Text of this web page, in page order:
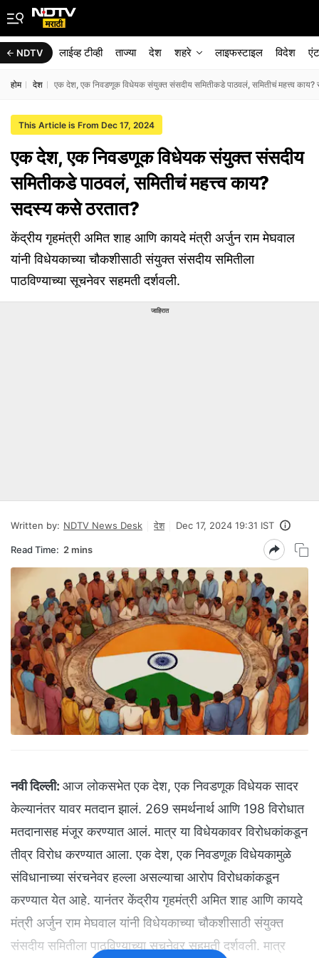
NDTV लाईव्ह टीव्ही ताज्या देश शहरे लाइफस्टाइल विदेश
होम देश एक देश, एक निवडणूक विधेयक संयुक्त संसदीय समितीकडे पाठवलं, समितीचं महत्त्व
This Article is From Dec 17, 2024
एक देश, एक निवडणूक विधेयक संयुक्त संसदीय
समितीकडे पाठवलं, समितीचं महत्त्व काय?
सदस्य कसे ठरतात?
केंद्रीय गृहमंत्री अमित शाह आणि कायदे मंत्री अर्जुन राम मेघवाल
यांनी विधेयकाच्या चौकशीसाठी संयुक्त संसदीय समितीला
पाठविण्याच्या सूचनेवर सहमती दर्शवली.
जाहिरात
Written by: NDTV News Desk देश Dec 17, 2024 19:31 IST
Read Time: 2 mins
नवी दिल्ली: आज लोकसभेत एक देश, एक निवडणूक विधेयक सादर
केल्यानंतर यावर मतदान झालं. 269 समर्थनार्थ आणि 198 विरोधात
मतदानासह मंजूर करण्यात आलं. मात्र या विधेयकावर विरोधकांकडून
तीव्र विरोध करण्यात आला. एक देश, एक निवडणूक विधेयकामुळे
संविधानाच्या संरचनेवर हल्ला असल्याचा आरोप विरोधकांकडून
करण्यात येत आहे. यानंतर केंद्रीय गृहमंत्री अमित शाह आणि कायदे
मंत्री अर्जुन राम मेघवाल यांनी विधेयकाच्या चौकशीसाठी संयुक्त
संसदीय समितीला पाठविण्याच्या सूचनेवर सहमती दर्शवली. मात्र